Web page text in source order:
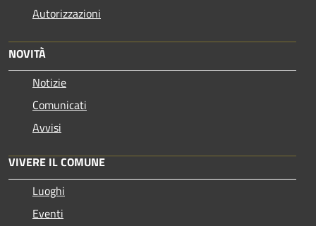
Autorizzazioni
NOVITÀ
Notizie
Comunicati
Avvisi
VIVERE IL COMUNE
Luoghi
Eventi